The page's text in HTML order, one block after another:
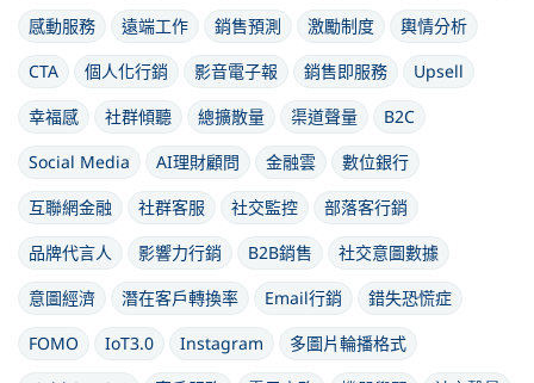
感動服務
遠端工作 銷售預測 激勵制度
輿情分析
CTA
個人化行銷 影音電子報 銷售即服務
Upsell
幸福感
社群傾聽 總擴散量 渠道聲量
B2C
Social Media
AI理財顧問 金融雲
數位銀行
互聯網金融
社群客服 社交監控
部落客行銷
品牌代言人
影響力行銷 B2B銷售
社交意圖數據
意圖經濟
潛在客戶轉換率 Email行銷
錯失恐慌症
FOMO
IoT3.0 Instagram
多圖片輪播格式